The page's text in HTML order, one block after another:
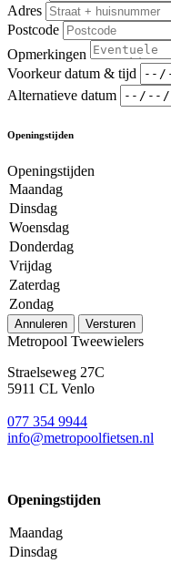
Adres
Postcode
Opmerkingen
Voorkeur datum & tijd
Alternatieve datum
Openingstijden
Openingstijden
Maandag
Dinsdag
Woensdag
Donderdag
Vrijdag
Zaterdag
Zondag
Annuleren Versturen
Metropool Tweewielers
Straelseweg 27C
5911 CL Venlo
077 354 9944
info@metropoolfietsen.nl
Openingstijden
Maandag
Dinsdag